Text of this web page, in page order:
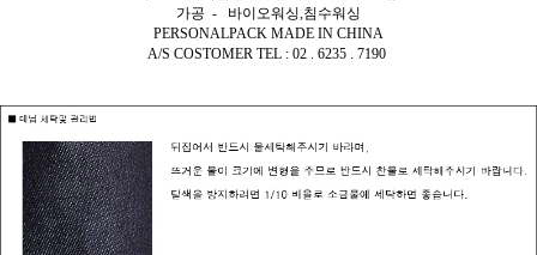
가공 - 바이오워싱,침수워싱
PERSONALPACK MADE IN CHINA
A/S COSTOMER TEL : 02 . 6235 . 7190